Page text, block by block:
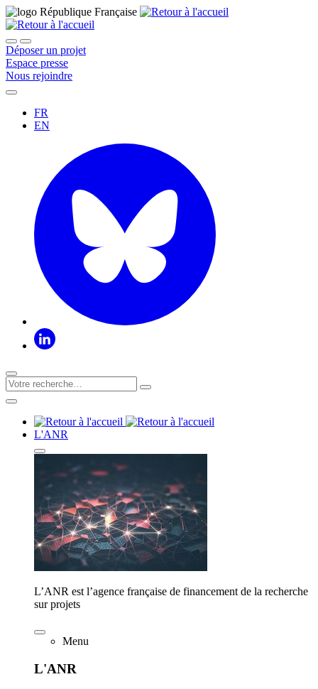
Déposer un projet
Espace presse
Nous rejoindre
FR
EN
L'ANR
L’ANR est l’agence française de financement de la recherche
sur projets
Menu
L'ANR